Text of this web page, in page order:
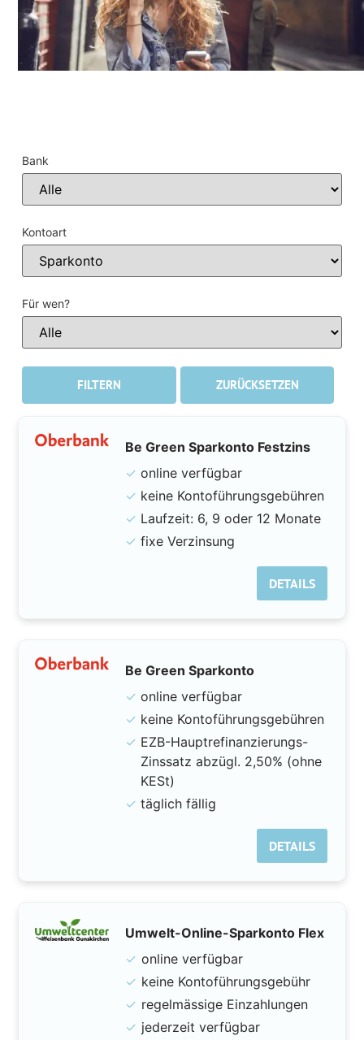
Bank
Kontoart
Für wen?
FILTERN ZURÜCKSETZEN
Be Green Sparkonto Festzins
✓ online verfügbar
✓ keine Kontoführungsgebühren
✓ Laufzeit: 6, 9 oder 12 Monate
✓ fixe Verzinsung
DETAILS
Be Green Sparkonto
✓ online verfügbar
✓ keine Kontoführungsgebühren
✓ EZB-Hauptrefinanzierungs-
Zinssatz abzügl. 2,50% (ohne
KESt)
✓ täglich fällig
DETAILS
Umwelt-Online-Sparkonto Flex
✓ online verfügbar
✓ keine Kontoführungsgebühr
✓ regelmässige Einzahlungen
✓ jederzeit verfügbar